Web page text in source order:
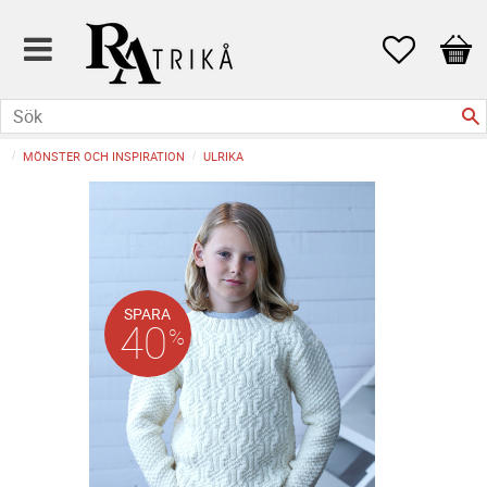
Favoriter
MÖNSTER OCH INSPIRATION ULRIKA
SPARA
40%